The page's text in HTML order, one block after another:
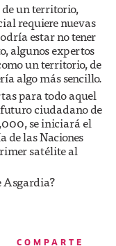
de un territorio,
requiere nuevas
estar no tener
algunos expertos
un territorio, de
algo más sencillo.
para todo aquel
futuro ciudadano de
se iniciará el
de las Naciones
satélite al
Asgardia?
COMPARTE